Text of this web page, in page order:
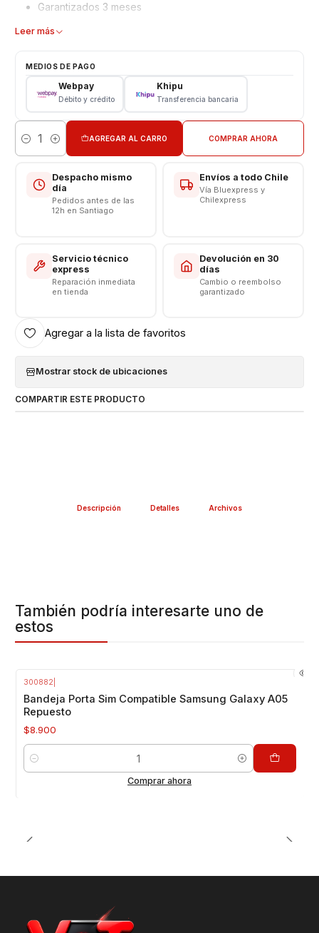
Garantizados 3 meses
Características:
Bandeja Porta Sim
Modelo: Galaxy A04 - A045
REPUESTOS Y ACCESORIOS PARA SMATPHONE
Leer más
MEDIOS DE PAGO
Webpay
Débito y crédito
Khipu
Transferencia bancaria
Cantidad
AGREGAR AL CARRO COMPRAR AHORA
Despacho mismo
día
Pedidos antes de las
12h en Santiago
Envíos a todo Chile
Vía Bluexpress y
Chilexpress
Servicio técnico
express
Reparación inmediata
en tienda
Devolución en 30
días
Cambio o reembolso
garantizado
Agregar a la lista de favoritos
Mostrar stock de ubicaciones
COMPARTIR ESTE PRODUCTO
Descripción Detalles Archivos
También podría interesarte uno de
estos
300882
Bandeja Porta Sim Compatible Samsung Galaxy A05
Repuesto
$8.900
Cantidad
Comprar ahora